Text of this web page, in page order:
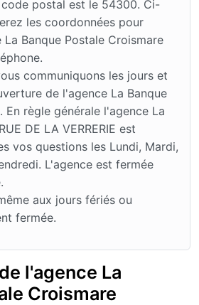
postal est le 54300. Ci-
les coordonnées pour
Banque Postale Croismare
communiquons les jours et
de l'agence La Banque
En règle générale l'agence La
DE LA VERRERIE est
vos questions les Lundi, Mardi,
L'agence est fermée
aux jours fériés ou
fermée.
l'agence La
Croismare